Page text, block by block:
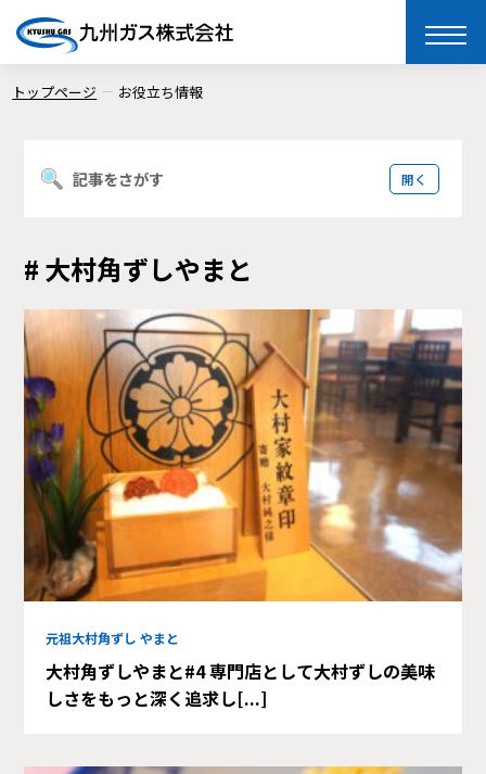
toggle
トップページ お役立ち情報
# 大村角ずしやまと
元祖大村角ずし やまと
大村角ずしやまと#4 専門店として大村ずしの美味
しさをもっと深く追求し[...]
記事をさがす